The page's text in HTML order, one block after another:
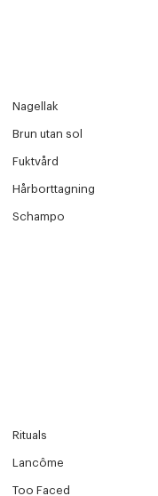
Nagellak
Brun utan sol
Fuktvård
Hårborttagning
Schampo
Rituals
Lancôme
Too Faced